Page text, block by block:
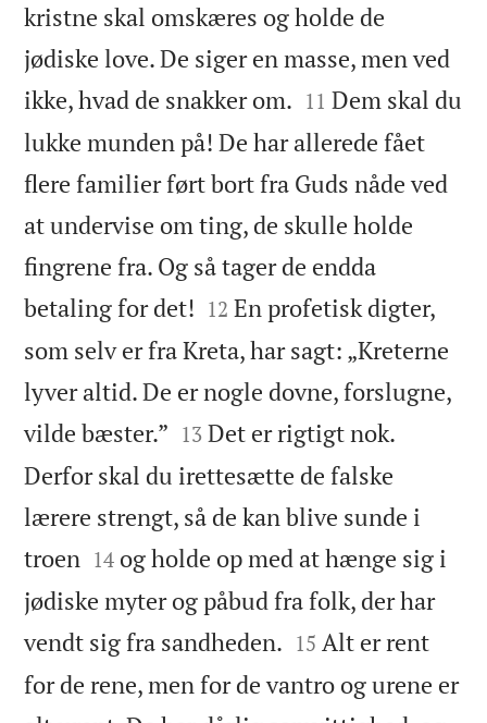
kristne skal omskæres og holde de
jødiske love. De siger en masse, men ved
ikke, hvad de snakker om. 

11 Dem skal du
lukke munden på! De har allerede fået
flere familier ført bort fra Guds nåde ved
at undervise om ting, de skulle holde
fingrene fra. Og så tager de endda
betaling for det! 

12 En profetisk digter,
som selv er fra Kreta, har sagt: „Kreterne
lyver altid. De er nogle dovne, forslugne,
vilde bæster.” 

13 Det er rigtigt nok.
Derfor skal du irettesætte de falske
lærere strengt, så de kan blive sunde i
troen 

14 og holde op med at hænge sig i
jødiske myter og påbud fra folk, der har
vendt sig fra sandheden. 

15 Alt er rent
for de rene, men for de vantro og urene er